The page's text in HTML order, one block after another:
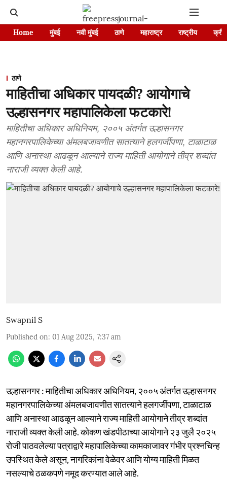
Home मुंबई नवी मुंबई ठाणे महाराष्ट्र राष्ट्रीय
ठाणे
माहितीचा अधिकार पायदळी? आयोगाचे
उल्हासनगर महापालिकेला फटकारे!
माहितीचा अधिकार अधिनियम, २००५ अंतर्गत उल्हासनगर
महानगरपालिकेच्या अंमलबजावणीत सातत्याने हलगर्जीपणा, टाळाटाळ
आणि अनास्था आढळून आल्याने राज्य माहिती आयोगाने तीव्र शब्दांत
नाराजी व्यक्त केली आहे.
Swapnil S
Published on: 01 Aug 2025, 7:37 am
उल्हासनगर : माहितीचा अधिकार अधिनियम, २००५ अंतर्गत उल्हासनगर
महानगरपालिकेच्या अंमलबजावणीत सातत्याने हलगर्जीपणा, टाळाटाळ
आणि अनास्था आढळून आल्याने राज्य माहिती आयोगाने तीव्र शब्दांत
नाराजी व्यक्त केली आहे. कोकण खंडपीठाच्या आयोगाने २३ जुलै २०२५
रोजी पाठवलेल्या पत्राद्वारे महापालिकेच्या कामकाजावर गंभीर प्रश्नचिन्ह
उपस्थित केले असून, नागरिकांना वेळेवर आणि योग्य माहिती मिळत
नसल्याचे ठळकपणे नमूद करण्यात आले आहे.